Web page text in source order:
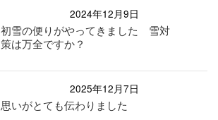
2024年12月9日
初雪の便りがやってきました 雪対
策は万全ですか？
2025年12月7日
思いがとても伝わりました